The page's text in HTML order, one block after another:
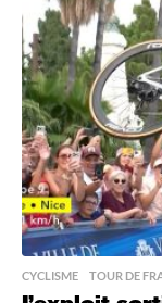
s
a
g
o
CYCLISME ,TOUR DE